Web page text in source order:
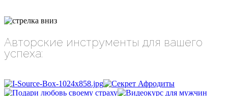
Авторские инструменты для вашего
успеха: